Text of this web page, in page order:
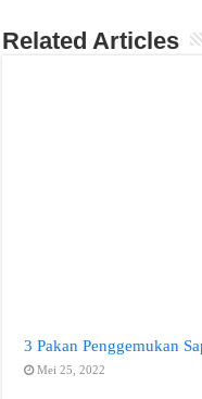
Related Articles
3 Pakan Penggemukan
Mei 25, 2022